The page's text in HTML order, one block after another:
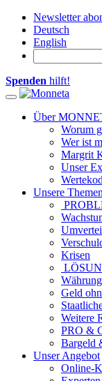
Newsletter
Deutsch
English
Spenden hilft!
Toggle navigation
Über
Worum
Wer ist
Margrit
Unser
Unsere Themen
Krisen
Geld
Weitere
PRO &
Bargeld
Unser Angebot
Online-